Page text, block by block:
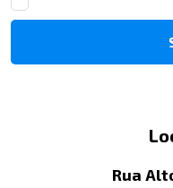
Rua